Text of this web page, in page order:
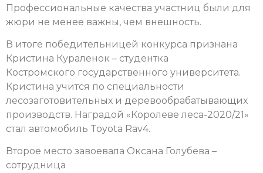
Профессиональные качества участниц были для
жюри не менее важны, чем внешность.
В итоге победительницей конкурса признана
Кристина Кураленок – студентка
Костромского государственного университета.
Кристина учится по специальности
лесозаготовительных и деревообрабатывающих
производств. Наградой «Королеве леса-2020/21»
стал автомобиль Toyota Rav4.
Второе место завоевала Оксана Голубева –
сотрудница